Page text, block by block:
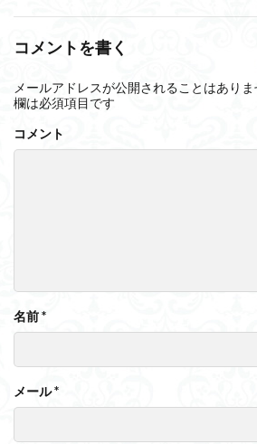
コメントを書く
メールアドレスが公開されることはありま
欄は必須項目です
コメント
名前*
メール*